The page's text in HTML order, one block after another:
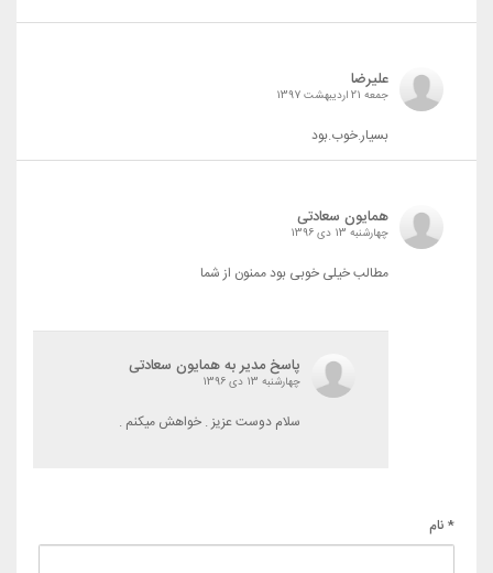
علیرضا
جمعه 21 اردیبهشت 1397
بسیار.خوب.بود
همایون سعادتی
چهارشنبه 13 دی 1396
مطالب خیلی خوبی بود ممنون از شما
پاسخ مدیر به همایون سعادتی
چهارشنبه 13 دی 1396
سلام دوست عزیز . خواهش میکنم .
* نام